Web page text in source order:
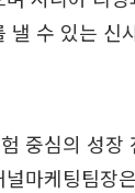
낼 수 있는 신
중심의 성장
마케팅팀장